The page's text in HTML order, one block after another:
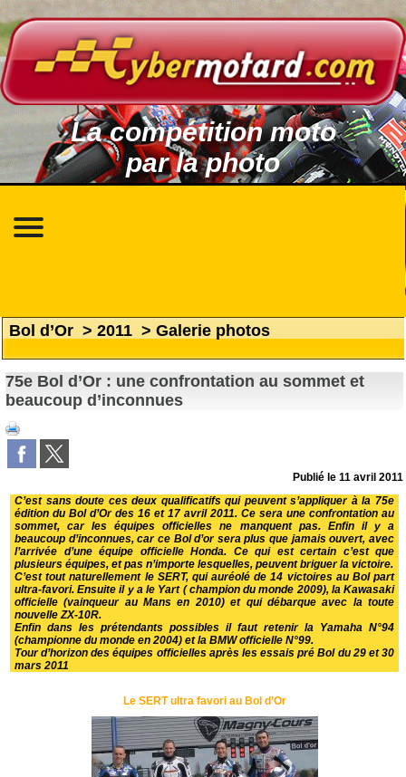
La compétition moto
par la photo
Bol d’Or > 2011 > Galerie photos
75e Bol d’Or : une confrontation au sommet et
beaucoup d’inconnues
Publié le11 avril 2011
C’est sans doute ces deux qualificatifs qui peuvent s’appliquer à la 75e
édition du Bol d’Or des 16 et 17 avril 2011. Ce sera une confrontation au
sommet, car les équipes officielles ne manquent pas. Enfin il y a
beaucoup d’inconnues, car ce Bol d’or sera plus que jamais ouvert, avec
l’arrivée d’une équipe officielle Honda. Ce qui est certain c’est que
plusieurs équipes, et pas n’importe lesquelles, peuvent briguer la victoire.
C’est tout naturellement le SERT, qui auréolé de 14 victoires au Bol part
ultra-favori. Ensuite il y a le Yart ( champion du monde 2009), la Kawasaki
officielle (vainqueur au Mans en 2010) et qui débarque avec la toute
nouvelle ZX-10R.
Enfin dans les prétendants possibles il faut retenir la Yamaha N°94
(championne du monde en 2004) et la BMW officielle N°99.
Tour d’horizon des équipes officielles après les essais pré Bol du 29 et 30
mars 2011
Le SERT ultra favori au Bol d’Or